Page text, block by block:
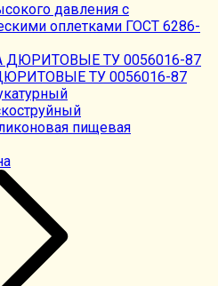
давления с
оплетками ГОСТ 6286-
ТУ 0056016-87
пищевая